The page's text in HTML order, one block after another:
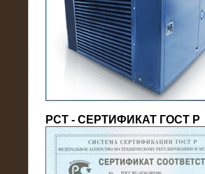
нагрузочный модуль 5 МВт
(напряжение 6/10 кВ)
РСТ - СЕРТИФИКАТ ГОСТ Р